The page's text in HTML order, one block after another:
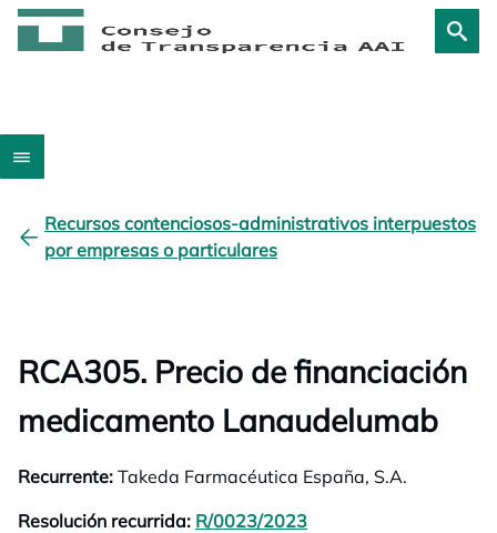
Recursos contenciosos-administrativos interpuestos
por empresas o particulares
RCA305. Precio de financiación
medicamento Lanaudelumab
Recurrente: Takeda Farmacéutica España, S.A.
Resolución recurrida: R/0023/2023